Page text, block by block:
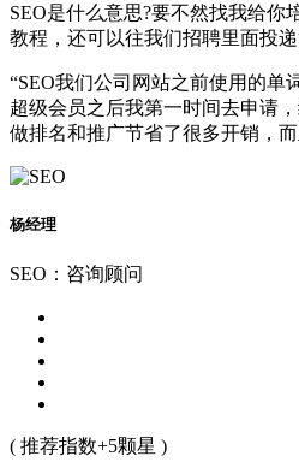
SEO是什么意思?要不然找我给你
教程，还可以往我们招聘里面投递
“SEO我们公司网站之前使用的单
超级会员之后我第一时间去申请
做排名和推广节省了很多开销，
杨经理
SEO：咨询顾问
( 推荐指数+5颗星 )